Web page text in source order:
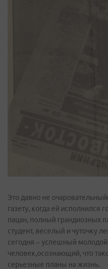
Это давно не
газету, когда ей исполнился
пацан, полный грандиозных
студент, веселый и чуточку
сегодня – успешный
человек,осознающий, что
серьезные планы на жизнь.